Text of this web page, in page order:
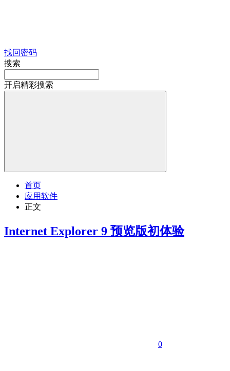
找回密码
搜索
开启精彩搜索
首页
应用软件
正文
Internet Explorer 9 预览版初体验
0